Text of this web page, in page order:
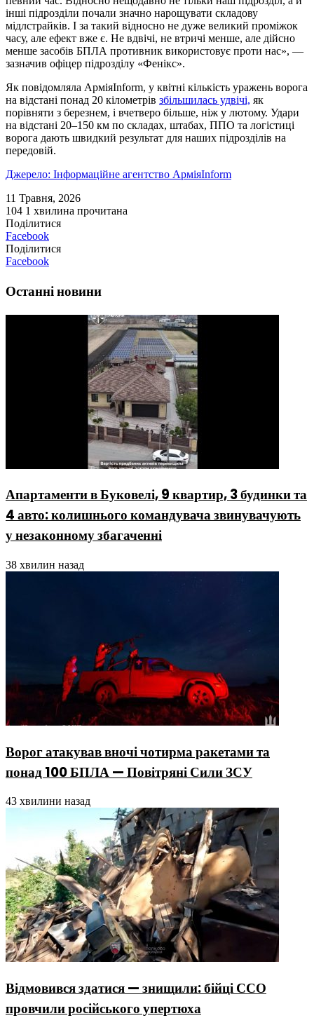
інші підрозділи почали значно нарощувати складову
мідлстрайків. І за такий відносно не дуже великий проміжок
часу, але ефект вже є. Не вдвічі, не втричі менше, але дійсно
менше засобів БПЛА противник використовує проти нас», —
зазначив офіцер підрозділу «Фенікс».
Як повідомляла АрміяInform, у квітні кількість уражень ворога
на відстані понад 20 кілометрів збільшилась удвічі, як
порівняти з березнем, і вчетверо більше, ніж у лютому. Удари
на відстані 20–150 км по складах, штабах, ППО та логістиці
ворога дають швидкий результат для наших підрозділів на
передовій.
Джерело: Інформаційне агентство АрміяInform
11 Травня, 2026
104 1 хвилина прочитана
Поділитися
Facebook
Поділитися
Facebook
Останні новини
Апартаменти в Буковелі, 9 квартир, 3 будинки та
4 авто: колишнього командувача звинувачують
у незаконному збагаченні
38 хвилин назад
Ворог атакував вночі чотирма ракетами та
понад 100 БПЛА — Повітряні Сили ЗСУ
43 хвилини назад
Відмовився здатися — знищили: бійці ССО
провчили російського упертюха